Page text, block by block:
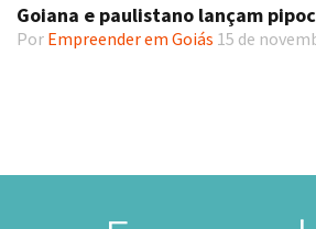
Goiana e paulistano lançam
Por Empreender em Goiás 15 de